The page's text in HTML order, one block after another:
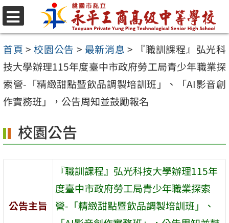
跳
至
主
要
內
容
首頁 > 校園公告 > 最新消息 >
『職訓課程』弘光科
技大學辦理115年度臺中市政府勞工局青少年職業探
索營-「精緻甜點暨飲品調製培訓班」、「AI影音創
作實務班」，公告周知並鼓勵報名
校園公告
公告主旨
『職訓課程』弘光科技大學辦理115年
度臺中市政府勞工局青少年職業探索
營-「精緻甜點暨飲品調製培訓班」、
選
單